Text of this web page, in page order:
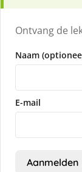
Ontvang de
Naam
E-mail
Aanmelden